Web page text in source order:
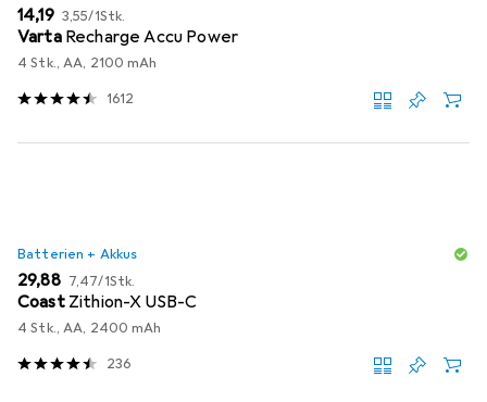
EUR
14,19 EUR
3,55/1Stk.
Varta Recharge Accu Power
4 Stk., AA, 2100 mAh
1612
Batterien + Akkus
EUR
29,88 EUR
7,47/1Stk.
Coast Zithion-X USB-C
4 Stk., AA, 2400 mAh
236